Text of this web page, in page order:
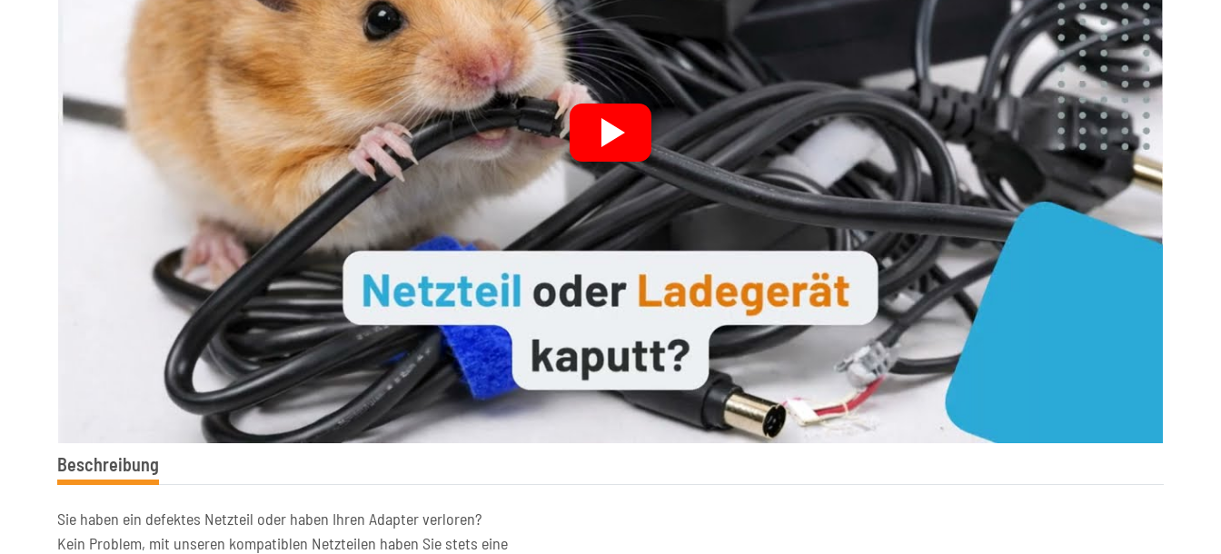
Beschreibung
Sie haben ein defektes Netzteil oder haben Ihren Adapter verloren?
Kein Problem, mit unseren kompatiblen Netzteilen haben Sie stets eine